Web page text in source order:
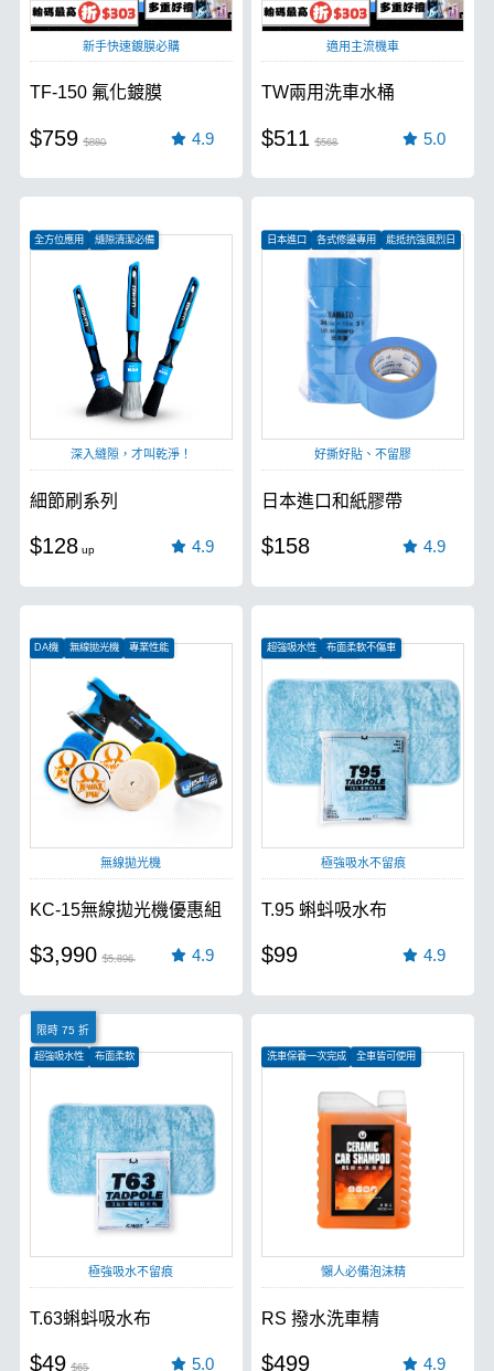
新手快速鍍膜必購
TF-150 氟化鍍膜
$759 $880 4.9
適用主流機車
TW兩用洗車水桶
$511 $568 5.0
全方位應用
縫隙清潔必備
深入縫隙，才叫乾淨！
細節刷系列
$128 4.9
日本進口 各式修邊專用 能抵抗強風烈日
好撕好貼、不留膠
日本進口和紙膠帶
$158 4.9
DA機 無線拋光機 專業性能
無線拋光機
KC-15無線拋光機優惠組
$3,990 $5,896 4.9
超強吸水性
布面柔軟不傷車
極強吸水不留痕
T.95 蝌蚪吸水布
$99 4.9
限時 75 折
超強吸水性
布面柔軟
極強吸水不留痕
T.63蝌蚪吸水布
$49 $65 5.0
洗車保養一次完成
全車皆可使用
懶人必備泡沫精
RS 撥水洗車精
$499 4.9